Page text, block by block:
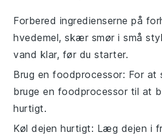
Forbered ingredienserne på
hvedemel, skær smør i små
vand klar, før du starter.
Brug en foodprocessor: For at
bruge en foodprocessor til at
hurtigt.
Køl dejen hurtigt: Læg dejen i